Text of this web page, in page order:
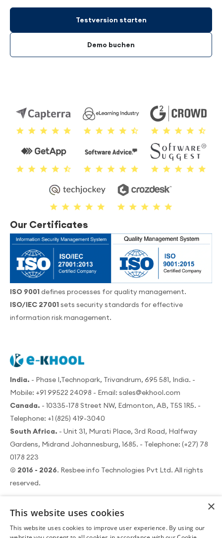
Testversion starten
Demo buchen
Our Certificates
ISO 9001 defines processes for quality management.
ISO/IEC 27001 sets security standards for effective
information risk management.
India. - Phase I,Technopark, Trivandrum, 695 581, India. -
Mobile: +91 99522 24098 - Email: sales@ekhool.com
Canada. - 10335-178 Street NW, Edmonton, AB, T5S 1R5. -
Telephone: +1 (825) 419-3040
South Africa. - Unit 31, Murati Place, 3rd Road, Halfway
Gardens, Midrand Johannesburg, 1685. - Telephone: (+27) 78
0178 223
© 2016 - 2026. Resbee info Technologies Pvt Ltd. All rights
reserved.
Nutzungsbedingungen |Datensicherheitsrichtlinie
×
This website uses cookies
This website uses cookies to improve user experience. By using our